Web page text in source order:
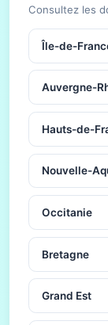
Consultez les
Île-de-
Auvergne-
Hauts-de-
Nouvelle-
Occitanie
Bretagne
Grand Est